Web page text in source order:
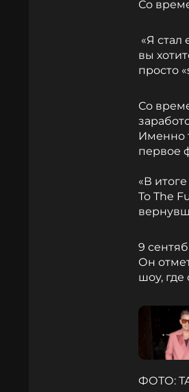
Со
«Я стал
вы
просто
Со
Именно
первое
«В
To The
9
Он
шоу, где
ФОТО: